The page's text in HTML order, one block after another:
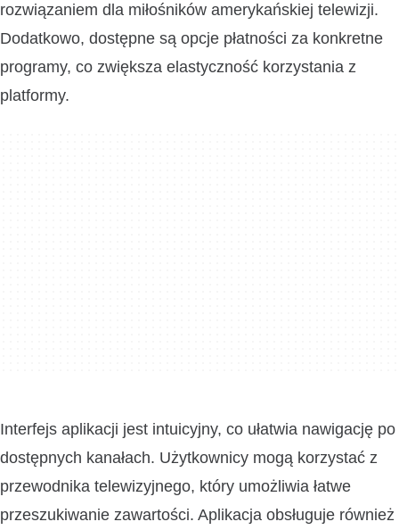
rozwiązaniem dla miłośników amerykańskiej telewizji.
Dodatkowo, dostępne są opcje płatności za konkretne
programy, co zwiększa elastyczność korzystania z
platformy.
Interfejs aplikacji jest intuicyjny, co ułatwia nawigację po
dostępnych kanałach. Użytkownicy mogą korzystać z
przewodnika telewizyjnego, który umożliwia łatwe
przeszukiwanie zawartości. Aplikacja obsługuje również